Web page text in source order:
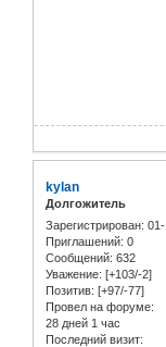
kylan
Долгожитель
Зарегистрирован:
Приглашений: 0
Сообщений: 632
Уважение: [+103/-2]
Позитив: [+97/-77]
Провел на форуме:
28 дней 1 час
Последний визит: